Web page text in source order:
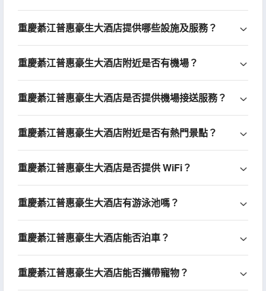
重慶綦江普惠豪生大酒店提供哪些設施及服務？
重慶綦江普惠豪生大酒店附近是否有機場？
重慶綦江普惠豪生大酒店是否提供機場接送服務？
重慶綦江普惠豪生大酒店附近是否有熱門景點？
重慶綦江普惠豪生大酒店是否提供 WiFi？
重慶綦江普惠豪生大酒店有游泳池嗎？
重慶綦江普惠豪生大酒店能否泊車？
重慶綦江普惠豪生大酒店能否攜帶寵物？